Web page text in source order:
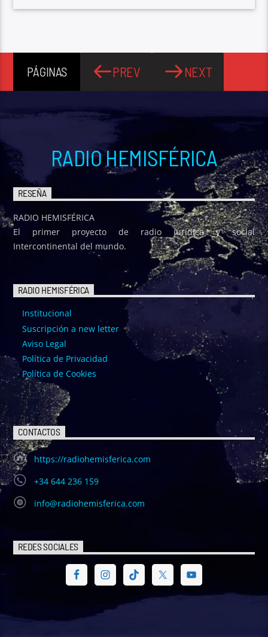
PÁGINAS PREV NEXT
RADIO HEMISFÉRICA
RESEÑA
RADIO HEMISFÉRICA
El primer proyecto de radio jurídica y social
Intercontinental del mundo.
RADIO HEMISFÉRICA
Institucional
Suscripción a new letter
Aviso Legal
Política de Privacidad
Política de Cookies
CONTACTOS
https://radiohemisferica.com
+34 644 236 159
info@radiohemisferica.com
REDES SOCIALES